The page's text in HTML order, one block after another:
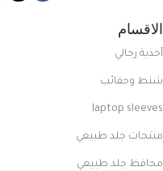
الاقسام
أحذية رجالي
شنط وحقائب
laptop sleeves
منتجات جلد طبيعي
محافظ جلد طبيعي